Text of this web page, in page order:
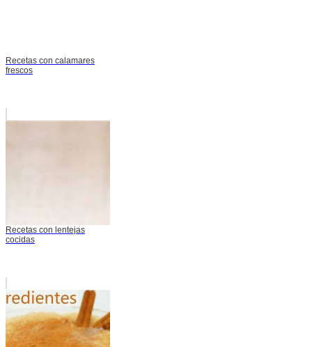
Recetas con calamares
frescos
Recetas con lentejas
cocidas